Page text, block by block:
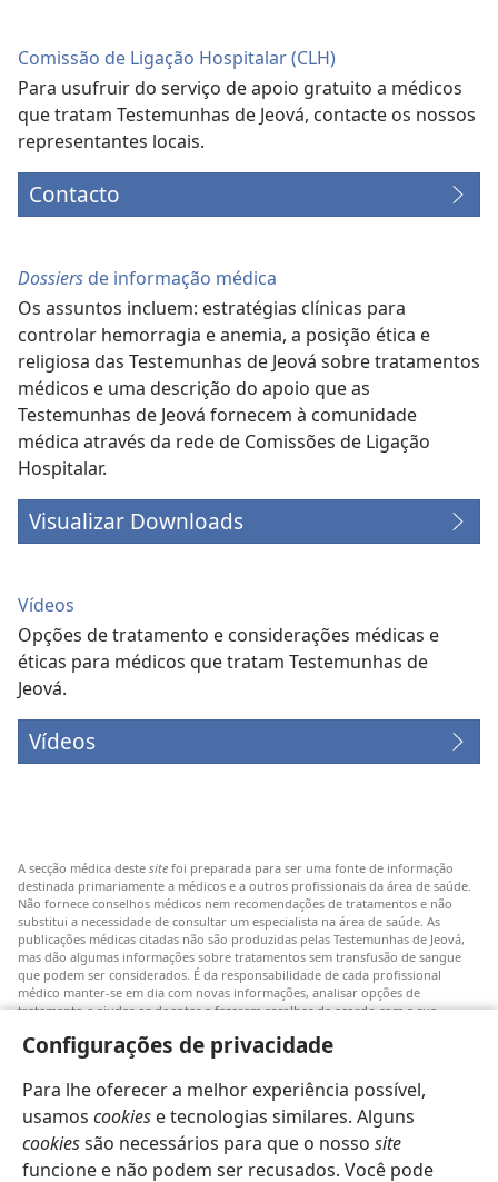
Configurações de privacidade
Para lhe oferecer a melhor experiência possível,
usamos cookies e tecnologias similares. Alguns
cookiessão necessários para que o nosso site
funcione e não podem ser recusados. Você pode
Comissão de Ligação Hospitalar (CLH)
Para usufruir do serviço de apoio gratuito a médicos
que tratam Testemunhas de Jeová, contacte os nossos
representantes locais.
Contacto
Dossiers de informação médica
Os assuntos incluem: estratégias clínicas para
controlar hemorragia e anemia, a posição ética e
religiosa das Testemunhas de Jeová sobre tratamentos
médicos e uma descrição do apoio que as
Testemunhas de Jeová fornecem à comunidade
médica através da rede de Comissões de Ligação
Hospitalar.
Visualizar Downloads
Vídeos
Opções de tratamento e considerações médicas e
éticas para médicos que tratam Testemunhas de
Jeová.
Vídeos
A secção médica deste site foi preparada para ser uma fonte de informação
destinada primariamente a médicos e a outros profissionais da área de saúde.
Não fornece conselhos médicos nem recomendações de tratamentos e não
substitui a necessidade de consultar um especialista na área de saúde. As
publicações médicas citadas não são produzidas pelas Testemunhas de Jeová,
mas dão algumas informações sobre tratamentos sem transfusão de sangue
que podem ser considerados. É da responsabilidade de cada profissional
médico manter-se em dia com novas informações, analisar opções de
tratamento e ajudar os doentes a fazerem escolhas de acordo com a sua
serão aplicáveis ou aceitáveis para todos os doentes.
para obter informações sobre doenças ou tratamentos. Consulte um médico se
achar que tem um problema de saúde.
O uso destesiteestá sujeito aos seustermos de utilização.